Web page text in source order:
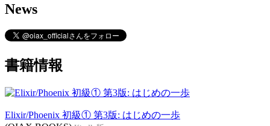
News
書籍情報
Elixir/Phoenix 初級① 第3版: はじめの一歩